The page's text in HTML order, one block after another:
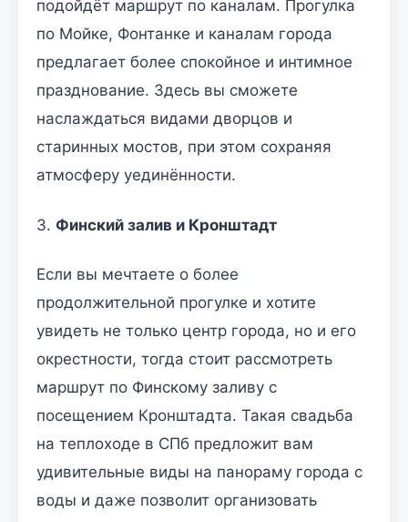
подойдёт маршрут по каналам. Прогулка
по Мойке, Фонтанке и каналам города
предлагает более спокойное и интимное
празднование. Здесь вы сможете
наслаждаться видами дворцов и
старинных мостов, при этом сохраняя
атмосферу уединённости.
3. Финский залив и Кронштадт
Если вы мечтаете о более
продолжительной прогулке и хотите
увидеть не только центр города, но и его
окрестности, тогда стоит рассмотреть
маршрут по Финскому заливу с
посещением Кронштадта. Такая свадьба
на теплоходе в СПб предложит вам
удивительные виды на панораму города с
воды и даже позволит организовать